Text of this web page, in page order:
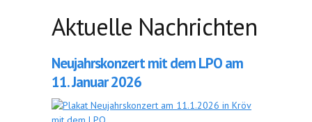
Aktuelle Nachrichten
Neujahrskonzert mit dem LPO am
11. Januar 2026